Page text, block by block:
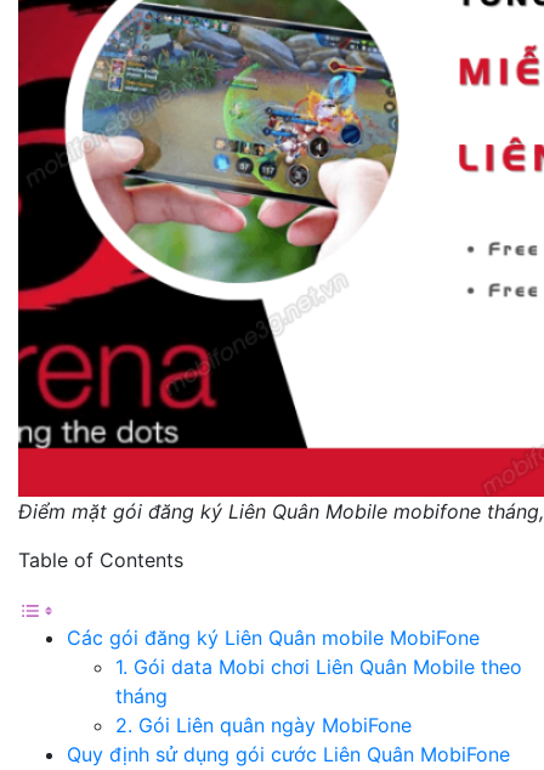
Điểm mặt gói đăng ký Liên Quân Mobile mobifone
Table of Contents
Các gói đăng ký Liên Quân mobile MobiFone
1. Gói data Mobi chơi Liên Quân Mobile theo
tháng
2. Gói Liên quân ngày MobiFone
Quy định sử dụng gói cước Liên Quân MobiFone